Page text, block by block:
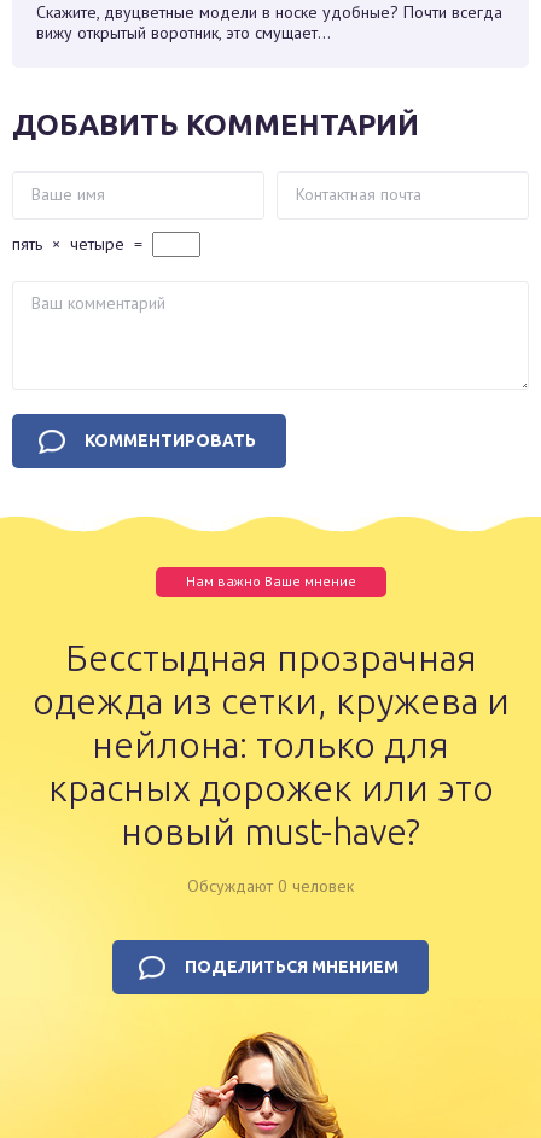
Скажите, двуцветные модели в носке удобные? Почти всегда
вижу открытый воротник, это смущает…
ДОБАВИТЬ КОММЕНТАРИЙ
пять × четыре =
Нам важно Ваше мнение
Бесстыдная прозрачная
одежда из сетки, кружева и
нейлона: только для
красных дорожек или это
новый must-have?
Обсуждают 0 человек
ПОДЕЛИТЬСЯ МНЕНИЕМ